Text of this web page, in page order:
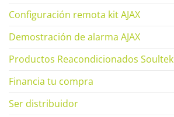
Configuración remota kit AJAX
Demostración de alarma AJAX
Productos Reacondicionados Soultek
Financia tu compra
Ser distribuidor